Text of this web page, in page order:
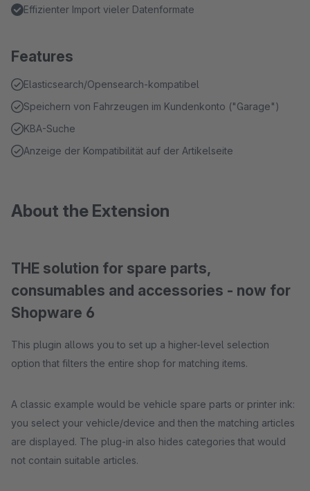
Effizienter Import vieler Datenformate
Features
Elasticsearch/Opensearch-kompatibel
Speichern von Fahrzeugen im Kundenkonto ("Garage")
KBA-Suche
Anzeige der Kompatibilität auf der Artikelseite
About the Extension
THE solution for spare parts,
consumables and accessories - now for
Shopware 6
This plugin allows you to set up a higher-level selection
option that filters the entire shop for matching items.
A classic example would be vehicle spare parts or printer ink:
you select your vehicle/device and then the matching articles
are displayed. The plug-in also hides categories that would
not contain suitable articles.